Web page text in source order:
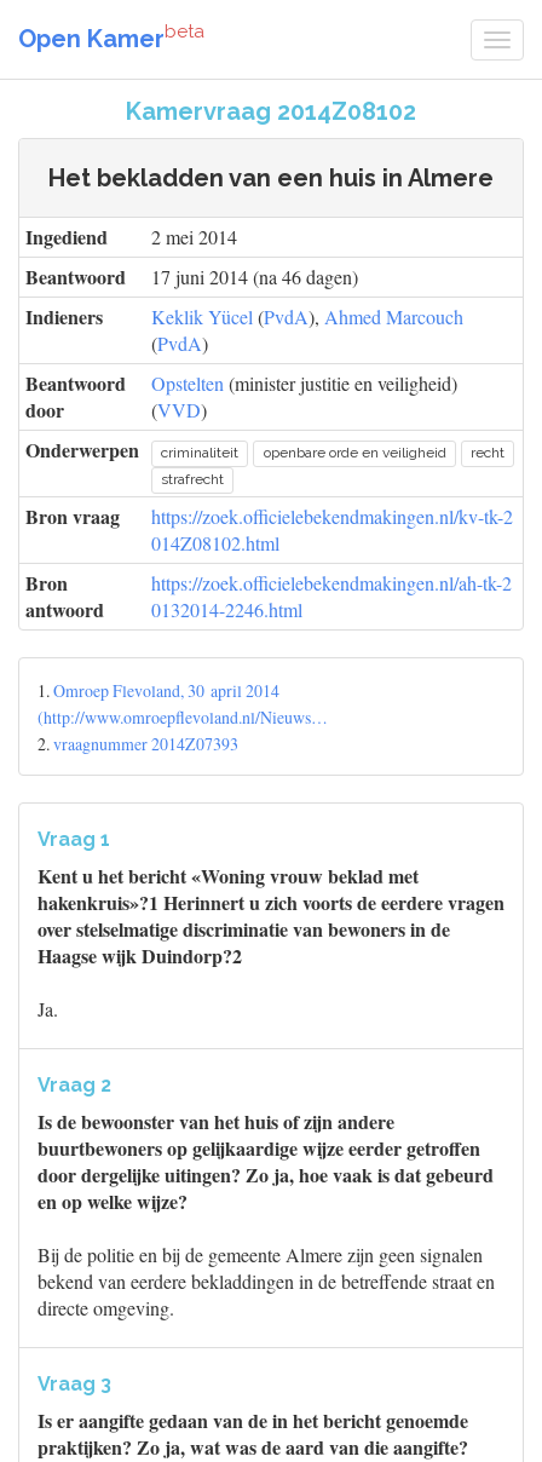
Open Kamerbeta
Kamervraag 2014Z08102
Het bekladden van een huis in Almere
Ingediend 2 mei 2014
Beantwoord 17 juni 2014 (na 46 dagen)
Indieners Keklik Yücel (PvdA), Ahmed Marcouch
(PvdA)
Beantwoord
door
Opstelten (minister justitie en veiligheid)
(VVD)
Onderwerpen criminaliteit openbare orde en veiligheid
recht
strafrecht
Bron vraag
https://zoek.officielebekendmakingen.nl/kv-tk-2
014Z08102.html
Bron
antwoord
https://zoek.officielebekendmakingen.nl/ah-tk-2
0132014-2246.html
1.Omroep Flevoland, 30 april 2014
(http://www.omroepflevoland.nl/Nieuws…
2.vraagnummer 2014Z07393
Vraag 1
Kent u het bericht «Woning vrouw beklad met
hakenkruis»?1 Herinnert u zich voorts de eerdere vragen
over stelselmatige discriminatie van bewoners in de
Haagse wijk Duindorp?2
Ja.
Vraag 2
Is de bewoonster van het huis of zijn andere
buurtbewoners op gelijkaardige wijze eerder getroffen
door dergelijke uitingen? Zo ja, hoe vaak is dat gebeurd
en op welke wijze?
Bij de politie en bij de gemeente Almere zijn geen signalen
bekend van eerdere bekladdingen in de betreffende straat en
directe omgeving.
Vraag 3
Is er aangifte gedaan van de in het bericht genoemde
praktijken? Zo ja, wat was de aard van die aangifte?